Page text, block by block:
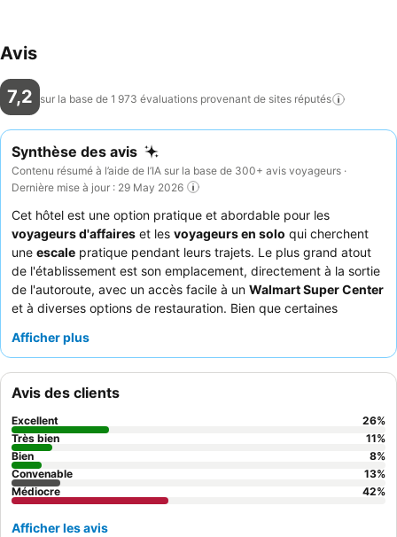
Avis
7,2 sur la base de 1 973 évaluations provenant de sites réputés
Synthèse des avis
Contenu résumé à l’aide de l’IA sur la base de 300+ avis voyageurs ·
Dernière mise à jour : 29 May 2026
Cet hôtel est une option pratique et abordable pour les
voyageurs d'affaires et les voyageurs en solo qui cherchent
une escale pratique pendant leurs trajets. Le plus grand atout
de l'établissement est son emplacement, directement à la sortie
de l'autoroute, avec un accès facile à un Walmart Super Center
et à diverses options de restauration. Bien que certaines
fréquemment hors service, l'hôtel propose des micro-ondes, des
confort des clients. Les clients louent constamment le
comportement amical et serviable
réception, et le petit-déjeuner, lorsqu'il est bien approvisionné,
offre des options copieuses. Pour un séjour plus confortable, les
clients devraient envisager de demander une chambre éloignée
des sources de bruit potentielles.
Afficher plus
Avis des clients
Excellent 26%
Très bien
11%
Bien
8%
Convenable
13%
Médiocre
42%
Afficher les avis